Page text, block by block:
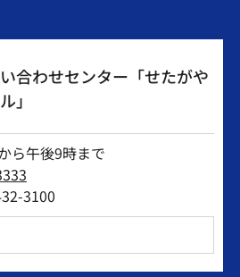
合わせセンター「せたがや
」
ら午後9時まで
3100